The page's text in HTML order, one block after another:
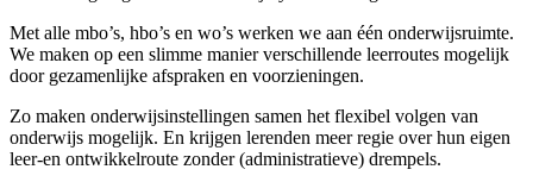
Met alle mbo’s, hbo’s en wo’s werken we aan één onderwijsruimte.
We maken op een slimme manier verschillende leerroutes mogelijk
door gezamenlijke afspraken en voorzieningen.
Zo maken onderwijsinstellingen samen het flexibel volgen van
onderwijs mogelijk. En krijgen lerenden meer regie over hun eigen
leer-en ontwikkelroute zonder (administratieve) drempels.